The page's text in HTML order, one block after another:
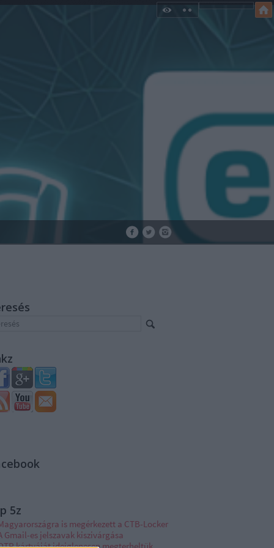
5z
is megérkezett a CTB-Locker
Gmail-es jelszavak kiszivárgása